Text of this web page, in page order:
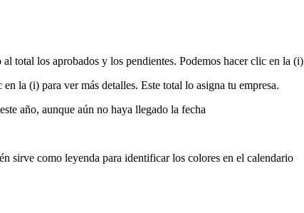
al total los aprobados y los pendientes. Podemos hacer clic en la (i)
en la (i) para ver más detalles. Este total lo asigna tu empresa.
este año, aunque aún no haya llegado la fecha
én sirve como leyenda para identificar los colores en el calendario